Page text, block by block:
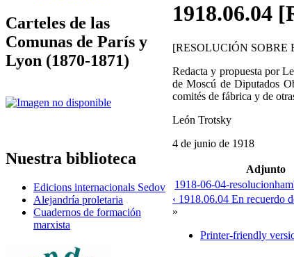
Carteles de las
Comunas de París y
Lyon (1870-1871)
Nuestra biblioteca
Edicions internacionals Sedov
Alejandría proletaria
Cuadernos de formación
marxista
1918.06.04
[RESOLUCIÓN
Redacta y propuesta por
de Moscú de Diputados
comités de fábrica y de
León Trotsky
4 de junio de 1918
Adjunto
1918-06-04-
‹ 1918.06.04 En recuerdo
»
Printer-friendly